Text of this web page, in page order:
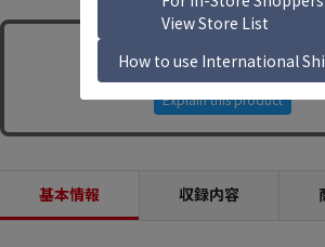
基本情報 収録内容